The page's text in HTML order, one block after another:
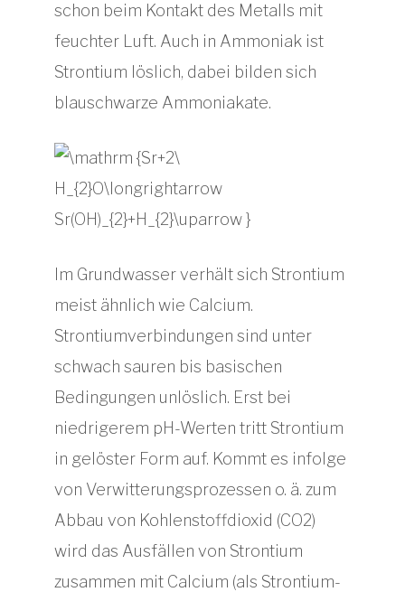
schon beim Kontakt des Metalls mit
feuchter Luft. Auch in Ammoniak ist
Strontium löslich, dabei bilden sich
blauschwarze Ammoniakate.
Im Grundwasser verhält sich Strontium
meist ähnlich wie Calcium.
Strontiumverbindungen sind unter
schwach sauren bis basischen
Bedingungen unlöslich. Erst bei
niedrigerem pH-Werten tritt Strontium
in gelöster Form auf. Kommt es infolge
von Verwitterungsprozessen o. ä. zum
Abbau von Kohlenstoffdioxid (CO2)
wird das Ausfällen von Strontium
zusammen mit Calcium (als Strontium-